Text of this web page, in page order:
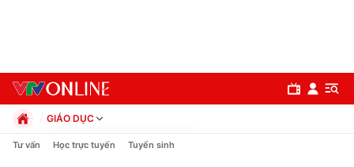
GIÁO DỤC
Chính trị
Tư vấn Học trực tuyến Tuyển sinh